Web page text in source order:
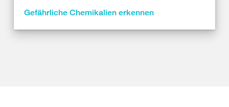
Gefährliche Chemikalien erkennen